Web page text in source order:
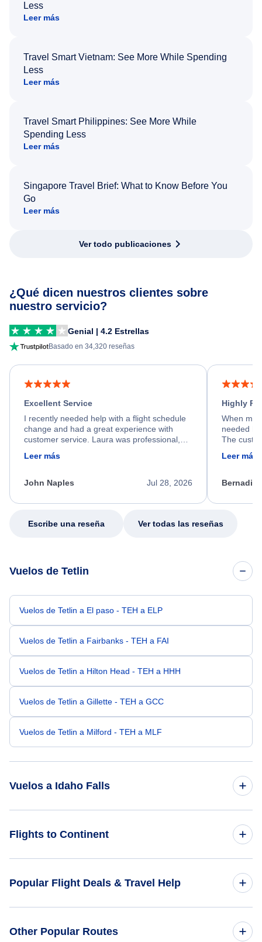
Less
Leer más
Travel Smart Vietnam: See More While Spending
Less
Leer más
Travel Smart Philippines: See More While
Spending Less
Leer más
Singapore Travel Brief: What to Know Before You
Go
Leer más
Ver todo publicaciones
¿Qué dicen nuestros clientes sobre
nuestro servicio?
Genial | 4.2 Estrellas
Basado en 34,320 reseñas
Excellent Service
I recently needed help with a flight schedule
change and had a great experience with
customer service. Laura was professional,
friendly, and very helpful throughout the
process. She quickly found a solution and
appreciate her excellent service.
Leer más
Jul 28, 2026
John Naples
Highly
When my
needed
The
calm,
my issue.
Leer más
Escribe una reseña Ver todas las reseñas
Vuelos de Tetlin
Vuelos de Tetlin a El paso - TEH a ELP
Vuelos de Tetlin a Fairbanks - TEH a FAI
Vuelos de Tetlin a Hilton Head - TEH a HHH
Vuelos de Tetlin a Gillette - TEH a GCC
Vuelos de Tetlin a Milford - TEH a MLF
Vuelos a Idaho Falls
Vuelos de Teller a Idaho Falls - TLA a IDA
Flights to Continent
Flights to Caribbean
Popular Flight Deals & Travel Help
Other Popular Routes